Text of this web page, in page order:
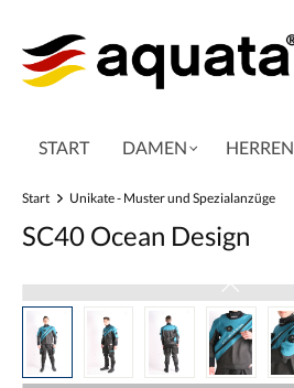
START DAMEN HERREN
Start Unikate - Muster und Spezialanzüge
SC40 Ocean Design